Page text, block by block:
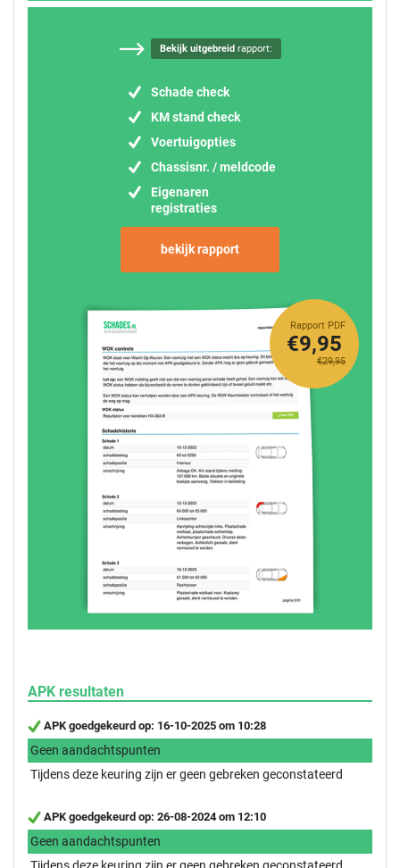
Bekijk uitgebreidrapport:
Schade check
KM stand check
Voertuigopties
Chassisnr. / meldcode
Eigenaren
registraties
bekijk rapport
Rapport PDF
€29,95
€9,95
APK resultaten
APK goedgekeurd op: 16-10-2025 om 10:28
Geen aandachtspunten
Tijdens deze keuring zijn er geen gebreken geconstateerd
APK goedgekeurd op: 26-08-2024 om 12:10
Geen aandachtspunten
Tijdens deze keuring zijn er geen gebreken geconstateerd